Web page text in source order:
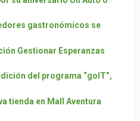
gastronómicos se
Gestionar Esperanzas
del programa “goIT”,
tienda en Mall Aventura